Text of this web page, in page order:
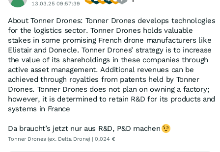
13.03.25 09:57:39
About Tonner Drones: Tonner Drones develops technologies
for the logistics sector. Tonner Drones holds valuable
stakes in some promising French drone manufacturers like
Elistair and Donecle. Tonner Drones’ strategy is to increase
the value of its shareholdings in these companies through
active asset management. Additional revenues can be
achieved through royalties from patents held by Tonner
Drones. Tonner Drones does not plan on owning a factory;
however, it is determined to retain R&D for its products and
systems in France
Da braucht’s jetzt nur aus R&D, P&D machen
Tonner Drones (ex. Delta Drone) | 0,024 €